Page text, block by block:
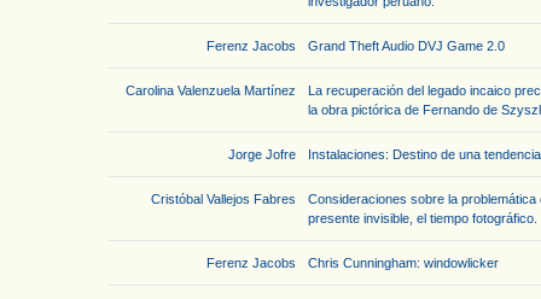
Ferenz Jacobs Grand Theft Audio DVJ Game 2.0
Carolina Valenzuela Martínez
La recuperación del legado incaico
la obra pictórica de Fernando de
Jorge Jofre Instalaciones: Destino de una
Cristóbal Vallejos Fabres
Consideraciones sobre la
presente invisible, el tiempo fotográfico.
Ferenz Jacobs Chris Cunningham: windowlicker